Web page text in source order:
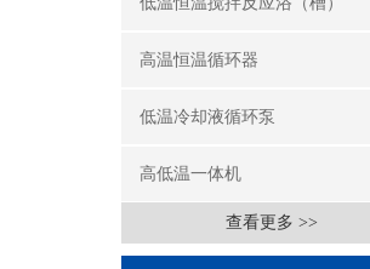
高温恒温循环器
低温冷却液循环泵
高低温一体机
查看更多 >>